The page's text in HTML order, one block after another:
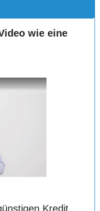
wie eine
Kredit